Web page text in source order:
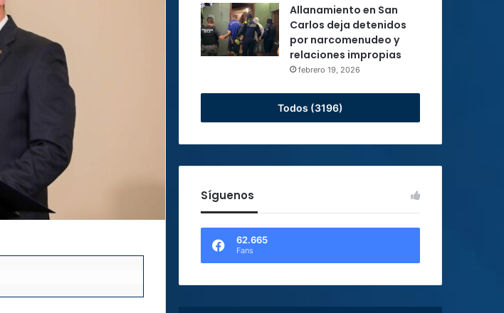
Allanamiento en San
Carlos deja detenidos
por narcomenudeo y
relaciones impropias
febrero 19, 2026
Todos (3196)
Síguenos
62.665
Fans